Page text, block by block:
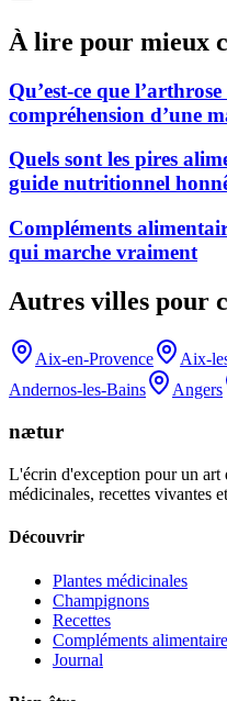
À lire pour mieux
Qu’est-ce que
compréhension d’une
Quels sont les pires
guide nutritionnel
Compléments
qui marche vraiment
Autres villes pour
Aix-en-Provence Aix-
Andernos-les-Bains
Angers
nætur
L'écrin d'exception pour un art
médicinales, recettes vivantes
Découvrir
Plantes médicinales
Champignons
Recettes
Compléments
Journal